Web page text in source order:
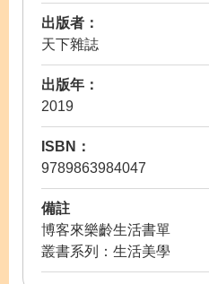
出版者：
天下雜誌
出版年：
2019
ISBN：
9789863984047
備註
博客來樂齡生活書單
叢書系列：生活美學